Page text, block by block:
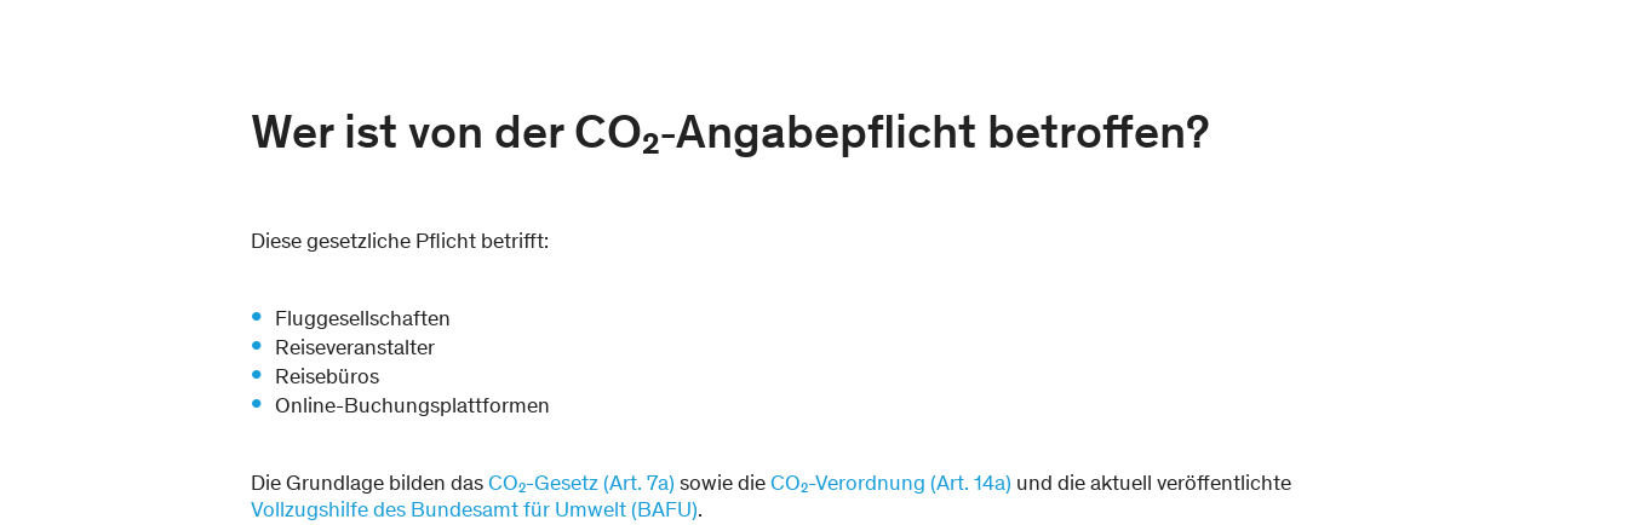
Wer ist von der CO₂‑Angabepflicht betroffen?
Diese gesetzliche Pflicht betrifft:
Fluggesellschaften
Reiseveranstalter
Reisebüros
Online-Buchungsplattformen
Die Grundlage bilden dasCO₂-Gesetz (Art. 7a) sowie dieCO₂-Verordnung (Art. 14a) und die aktuell veröffentlichte
Vollzugshilfe des Bundesamt für Umwelt (BAFU).